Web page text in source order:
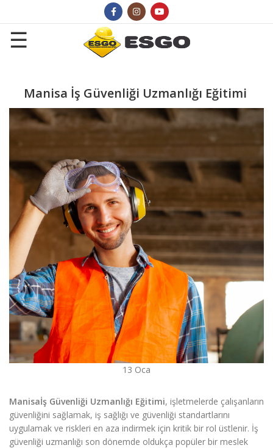
Manisa İş Güvenliği Uzmanlığı Eğitimi
13 Oca
Manisaİş Güvenliği Uzmanlığı Eğitimi, işletmelerde çalışanların
güvenliğini sağlamak, iş sağlığı ve güvenliği standartlarını
uygulamak ve riskleri en aza indirmek için kritik bir rol üstlenir. İş
güvenliği uzmanlığı son dönemde oldukça popüler bir meslek